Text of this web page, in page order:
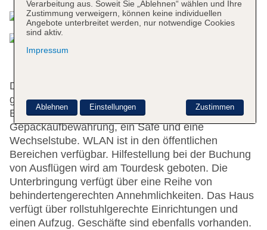
Das freundliche Personal an der Rezeption ist
gerne bei allen Fragen behilflich. Zu den
Einrichtungen des Hotels gehören eine
Gepäckaufbewahrung, ein Safe und eine
Wechselstube. WLAN ist in den öffentlichen
Bereichen verfügbar. Hilfestellung bei der Buchung
von Ausflügen wird am Tourdesk geboten. Die
Unterbringung verfügt über eine Reihe von
behindertengerechten Annehmlichkeiten. Das Haus
verfügt über rollstuhlgerechte Einrichtungen und
einen Aufzug. Geschäfte sind ebenfalls vorhanden.
Verarbeitung aus. Soweit Sie „Ablehnen“ wählen und Ihre
Zustimmung verweigern, können keine individuellen
Angebote unterbreitet werden, nur notwendige Cookies
sind aktiv.
Impressum
Zustimmen
Ablehnen Einstellungen